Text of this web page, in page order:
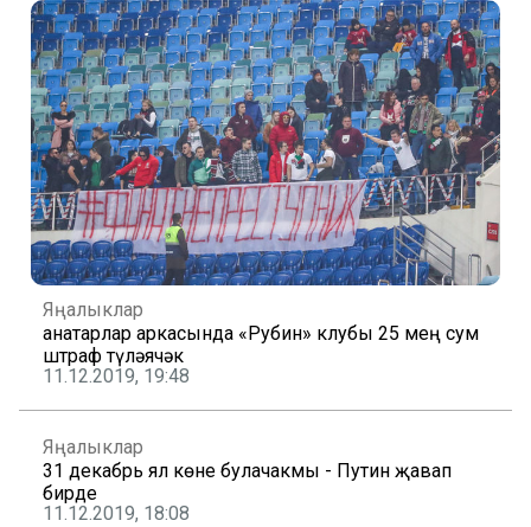
Яңалыклар
Җанатарлар аркасында «Рубин» клубы 25 мең сум
штраф түләячәк
11.12.2019, 19:48
Яңалыклар
31 декабрь ял көне булачакмы - Путин җавап
бирде
11.12.2019, 18:08